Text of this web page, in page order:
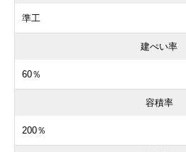
準工
建ぺい率
60％
容積率
200％